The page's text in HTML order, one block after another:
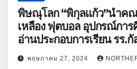
พิษณุโลก “พิกุลแก้ว”นำคณ
เหลือง ฟุตบอล อุปกรณ์กา
อ่านประกอบการเรียน รร.
พฤษภาคม 27, 2024